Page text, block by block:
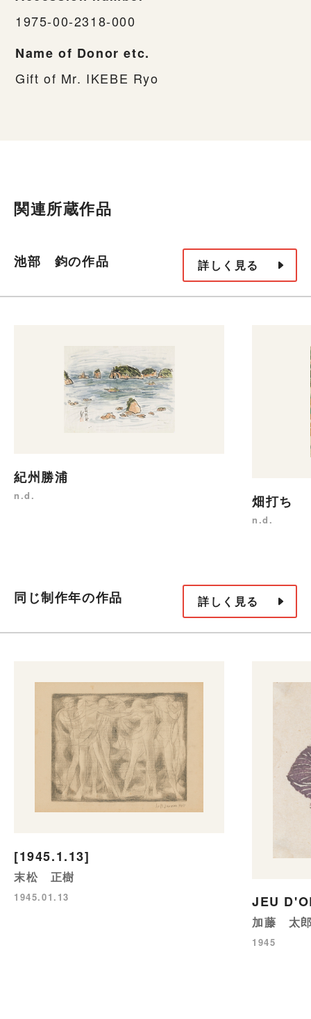
1975-00-2318-000
Name of Donor etc.
Gift of Mr. IKEBE Ryo
関連所蔵作品
池部 鈞の作品 詳しく見る
紀州勝浦
n.d. 畑打ち
n.d.
同じ制作年の作品 詳しく見る
[1945.1.13]
末松 正樹
1945.01.13 JEU
加藤 太
1945